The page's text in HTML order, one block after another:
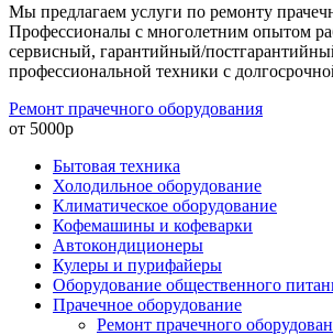
Мы предлагаем услуги по ремонту
Профессионалы с многолетним опытом
сервисный, гарантийный/
профессиональной техники с
Ремонт прачечного оборудования
от 5000р
Бытовая техника
Холодильное оборудование
Климатическое оборудование
Кофемашины и кофеварки
Автокондиционеры
Кулеры и пурифайеры
Оборудование общественного
Прачечное оборудование
Ремонт прачечного